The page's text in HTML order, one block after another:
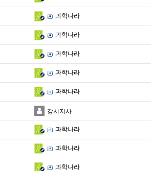
과학나라
과학나라
과학나라
과학나라
과학나라
강서지사
과학나라
과학나라
과학나라